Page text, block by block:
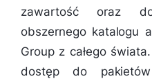
zawartość oraz
obszernego katalogu
Group z całego
dostęp do